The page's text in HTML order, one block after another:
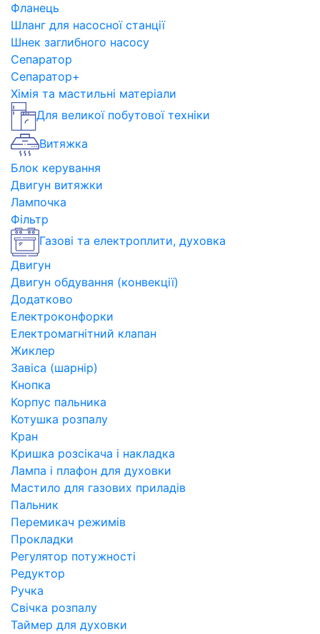
Фланець
Шланг для насосної станції
Шнек заглибного насосу
Сепаратор
Сепаратор+
Хімія та мастильні матеріали
Для великої побутової техніки
Витяжка
Блок керування
Двигун витяжки
Лампочка
Фільтр
Газові та електроплити, духовка
Двигун
Двигун обдування (конвекції)
Додатково
Електроконфорки
Електромагнітний клапан
Жиклер
Завіса (шарнір)
Кнопка
Корпус пальника
Котушка розпалу
Кран
Кришка розсікача і накладка
Лампа і плафон для духовки
Мастило для газових приладів
Пальник
Перемикач режимів
Прокладки
Регулятор потужності
Редуктор
Ручка
Свічка розпалу
Таймер для духовки